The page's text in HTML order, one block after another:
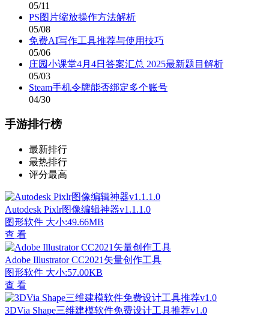
05/11
PS图片缩放操作方法解析
05/08
免费AI写作工具推荐与使用技巧
05/06
庄园小课堂4月4日答案汇总 2025最新题目解析
05/03
Steam手机令牌能否绑定多个账号
04/30
手游排行榜
最新排行
最热排行
评分最高
Autodesk Pixlr图像编辑神器v1.1.1.0
图形软件 大小:49.66MB
查 看
Adobe Illustrator CC2021矢量创作工具
图形软件 大小:57.00KB
查 看
3DVia Shape三维建模软件免费设计工具推荐v1.0